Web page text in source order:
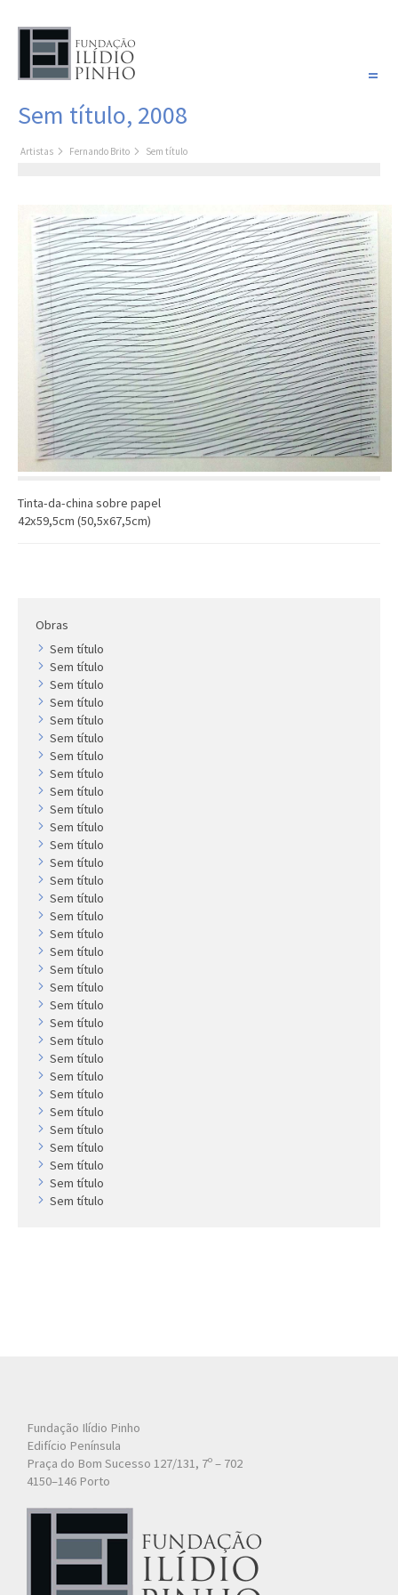
Fotografia
Desenho
Escultura
Filme /
Vídeo
Instalação
Livro de
Artista
Outros
Gravura
Sem título, 2008
Artistas Fernando Brito Sem título
Tinta-da-china sobre papel
42x59,5cm (50,5x67,5cm)
Obras
Sem título
Sem título
Sem título
Sem título
Sem título
Sem título
Sem título
Sem título
Sem título
Sem título
Sem título
Sem título
Sem título
Sem título
Sem título
Sem título
Sem título
Sem título
Sem título
Sem título
Sem título
Sem título
Sem título
Sem título
Sem título
Sem título
Sem título
Sem título
Sem título
Sem título
Sem título
Sem título
Fundação Ilídio Pinho
Edifício Península
Praça do Bom Sucesso 127/131, 7º – 702
4150–146 Porto